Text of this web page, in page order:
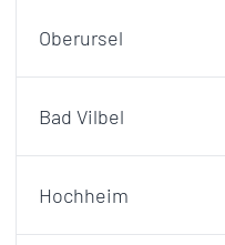
Oberursel
Bad Vilbel
Hochheim